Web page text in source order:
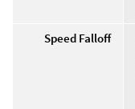
Speed Falloff